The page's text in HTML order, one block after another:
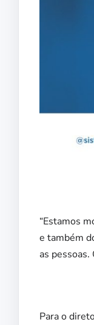
“Estamos
e também
as
Para o